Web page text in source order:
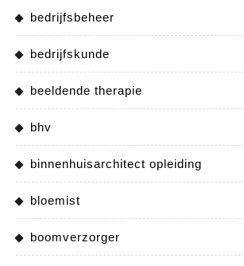
bedrijfsbeheer
bedrijfskunde
beeldende therapie
bhv
binnenhuisarchitect opleiding
bloemist
boomverzorger